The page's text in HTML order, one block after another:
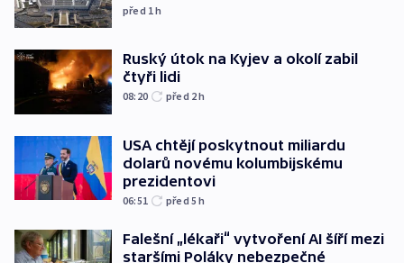
před 1h
Ruský útok na Kyjev a okolí zabil
čtyři lidi
08:20 před 2h
USA chtějí poskytnout miliardu
dolarů novému kolumbijskému
prezidentovi
06:51 před 5h
Falešní „lékaři“ vytvoření AI šíří mezi
staršími Poláky nebezpečné